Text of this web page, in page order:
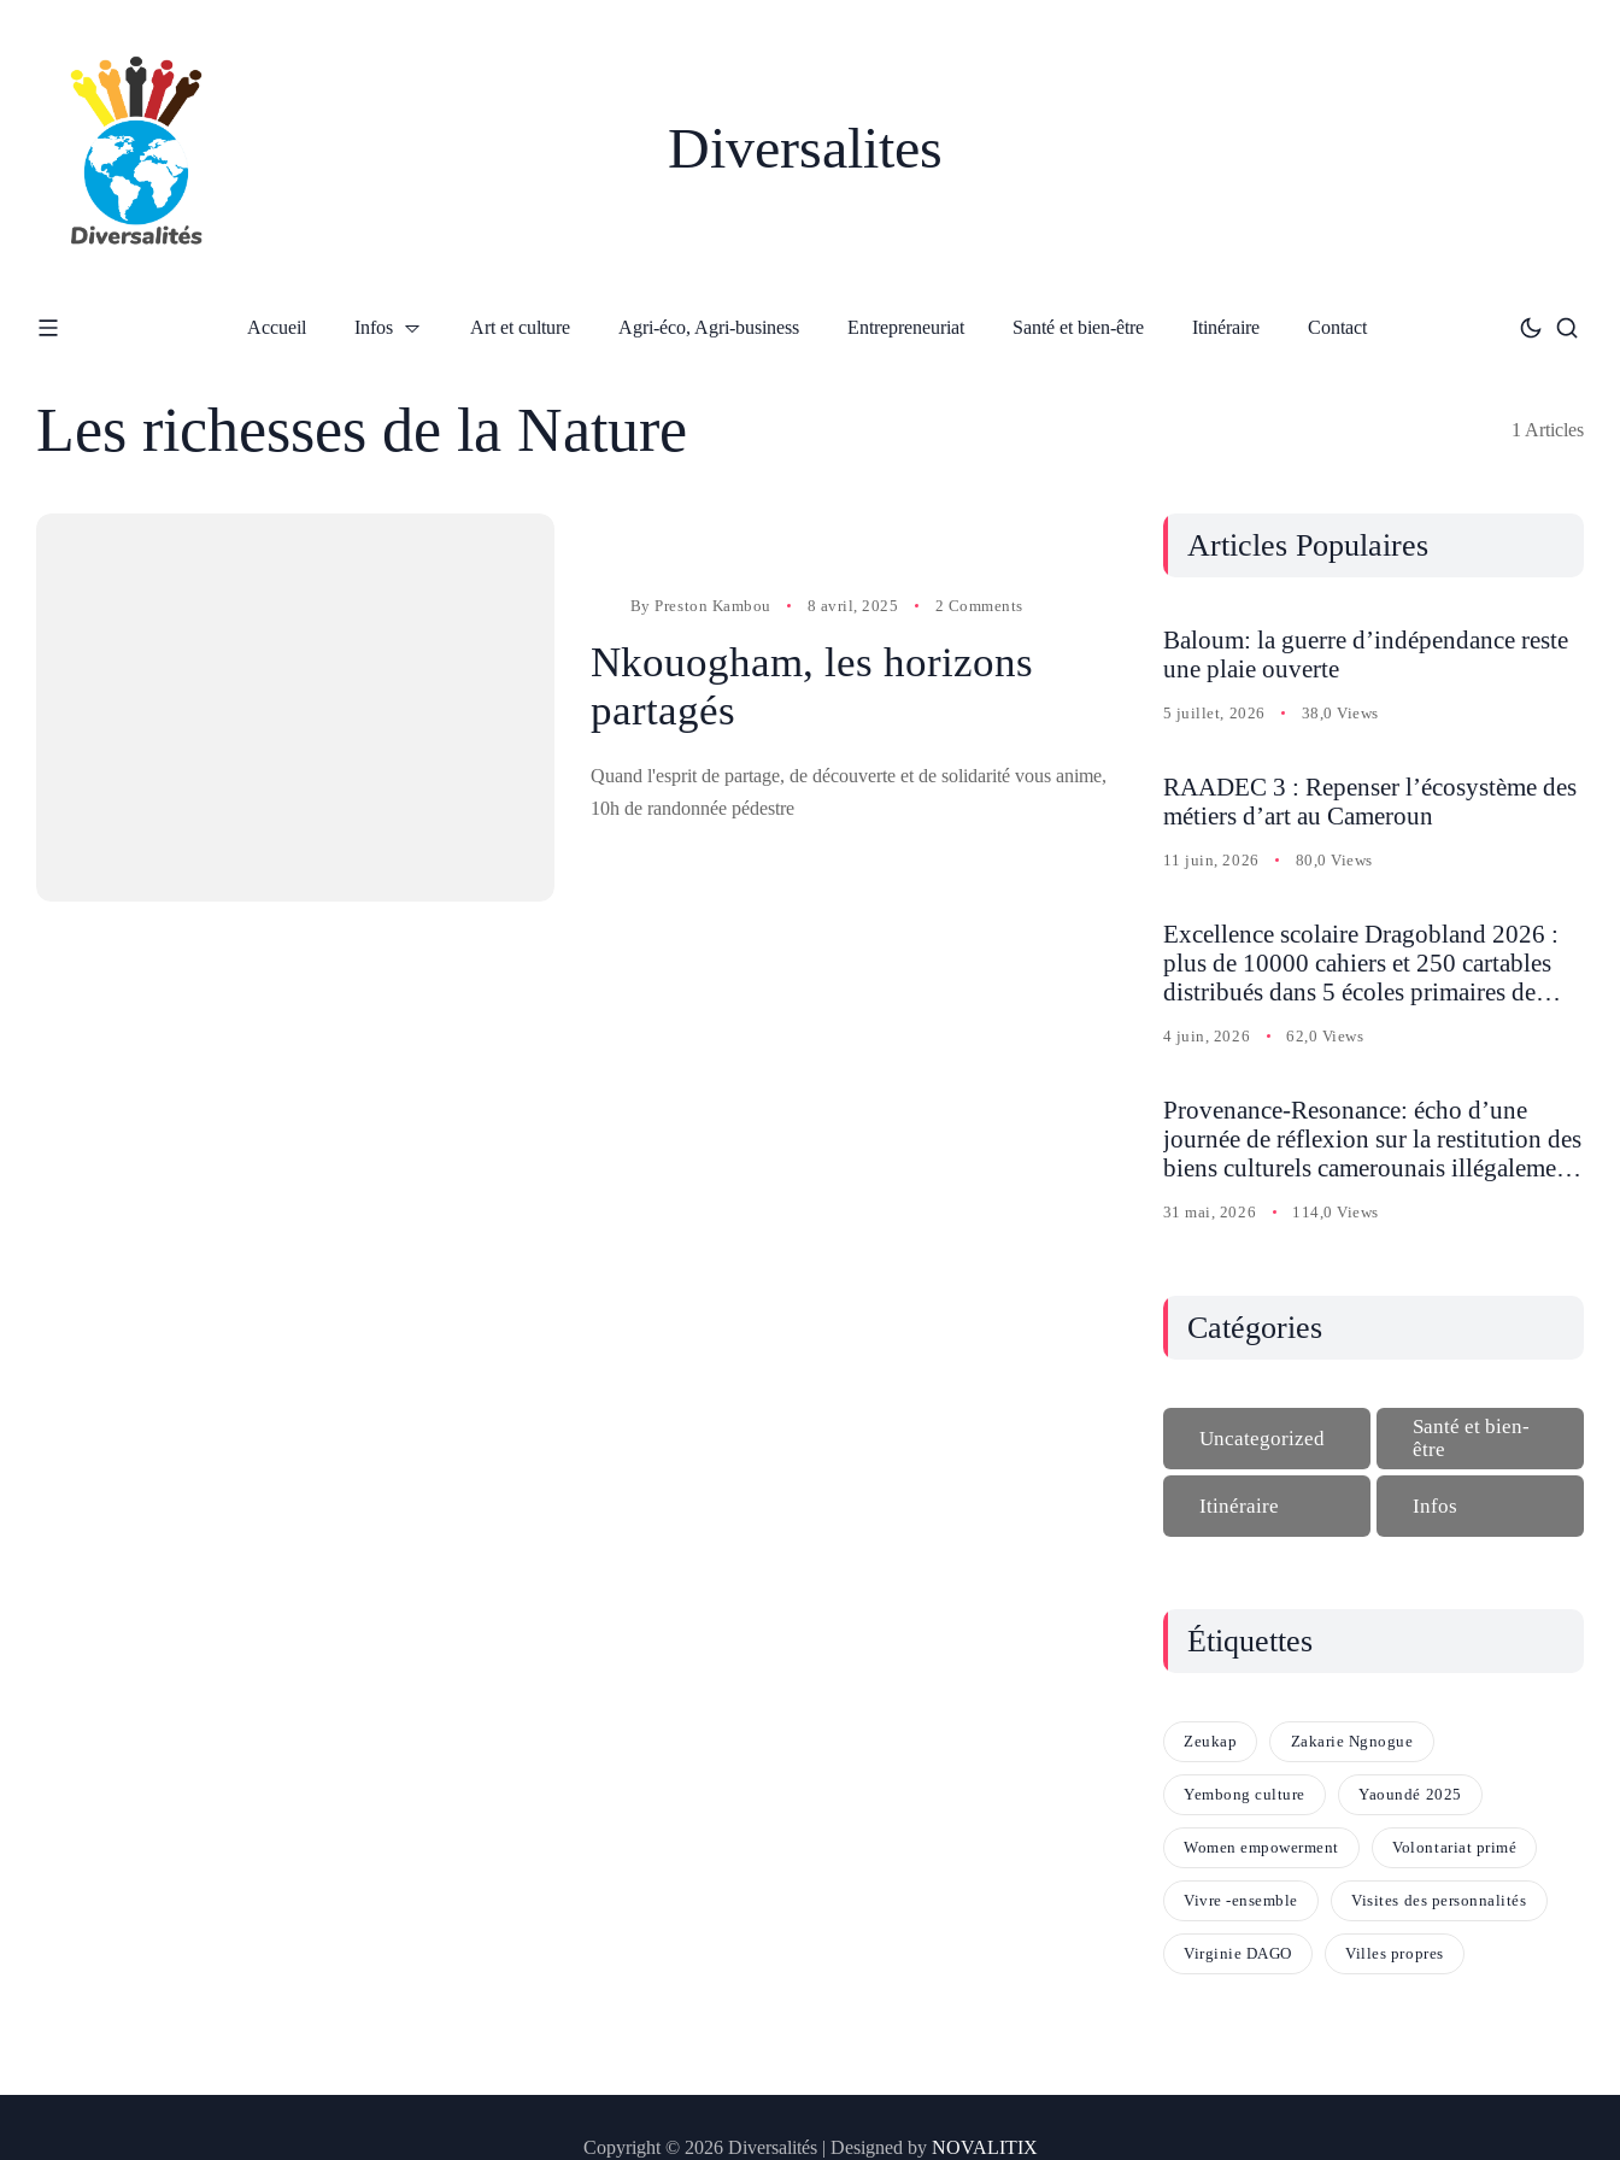
Diversalites
Accueil Infos Art et culture Agri-éco, Agri-business Entrepreneuriat Santé et bien-être Itinéraire Contact
Les richesses de la Nature 1 Articles
ByPreston Kambou 8 avril, 2025 2 Comments
Nkouogham, les horizons
partagés
Quand l'esprit de partage, de découverte et de solidarité vous anime,
10h de randonnée pédestre
Articles Populaires
Baloum: la guerre d’indépendance reste
une plaie ouverte
5 juillet, 2026 38,0 Views
RAADEC 3 : Repenser l’écosystème des
métiers d’art au Cameroun
11 juin, 2026 80,0 Views
Excellence scolaire Dragobland 2026 :
plus de 10000 cahiers et 250 cartables
distribués dans 5 écoles primaires de
4 juin, 2026 62,0 Views
Provenance-Resonance: écho d’une
journée de réflexion sur la restitution des
biens culturels camerounais illégalement
31 mai, 2026 114,0 Views
Catégories
Uncategorized
Santé et bien-
être
Itinéraire Infos
Étiquettes
Zeukap Zakarie Ngnogue
Yembong culture Yaoundé 2025
Women empowerment Volontariat primé
Vivre -ensemble Visites des personnalités
Virginie DAGO Villes propres
Copyright © 2026 Diversalités | Designed by NOVALITIX